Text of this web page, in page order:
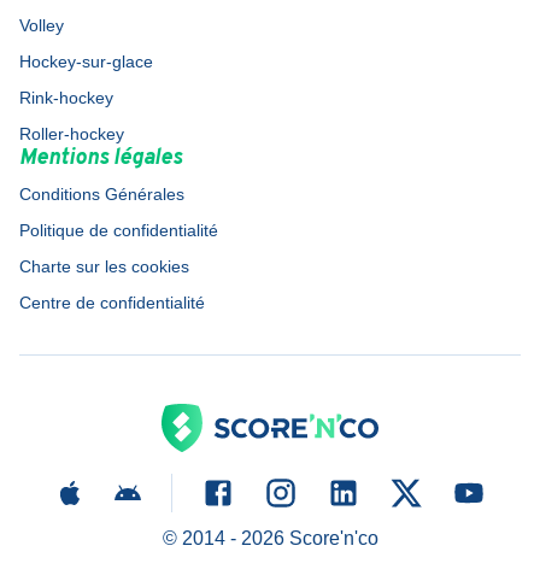
Volley
Hockey-sur-glace
Rink-hockey
Roller-hockey
Mentions légales
Conditions Générales
Politique de confidentialité
Charte sur les cookies
Centre de confidentialité
© 2014 - 2026Score'n'co